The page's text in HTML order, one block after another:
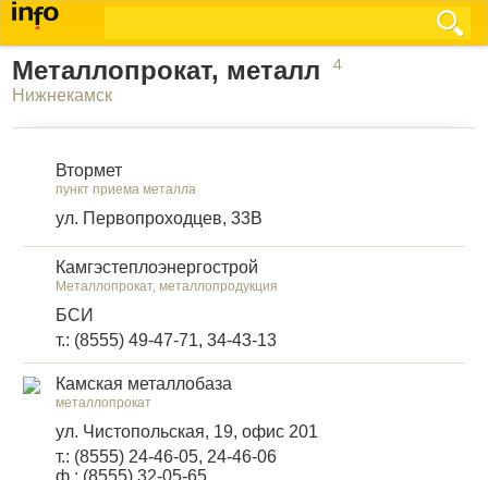
Металлопрокат, металл 4
Нижнекамск
Втормет
пункт приема металла
ул. Первопроходцев, 33В
Камгэстеплоэнергострой
Металлопрокат, металлопродукция
БСИ
т.: (8555) 49-47-71, 34-43-13
Камская металлобаза
металлопрокат
ул. Чистопольская, 19, офис 201
т.: (8555) 24-46-05, 24-46-06
ф.: (8555) 32-05-65